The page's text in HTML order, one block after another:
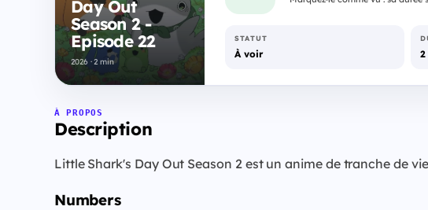
Day Out
Season 2 -
Episode 22
2026 · 2 min
STATUT
À voir 2
À PROPOS
Description
Little Shark's Day Out Season 2 est un anime de tranche de
Numbers